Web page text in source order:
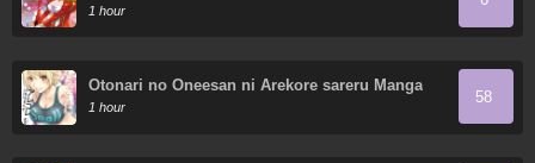
1 hour
Otonari no Oneesan ni Arekore sareru Manga
1 hour
58